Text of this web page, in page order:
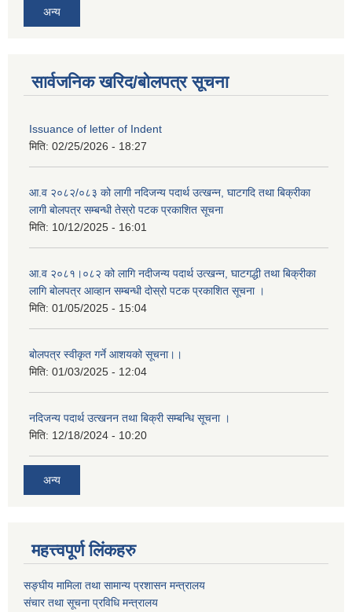
अन्य
सार्वजनिक खरिद/बोलपत्र सूचना
Issuance of letter of Indent
मिति: 02/25/2026 - 18:27
आ.व २०८२/०८३ को लागी नदिजन्य पदार्थ उत्खन्न, घाटगदि तथा बिक्रीका
लागी बोलपत्र सम्बन्धी तेस्रो पटक प्रकाशित सूचना
मिति: 10/12/2025 - 16:01
आ.व २०८१।०८२ को लागि नदीजन्य पदार्थ उत्खन्न, घाटगद्धी तथा बिक्रीका
लागि बोलपत्र आव्हान सम्बन्धी दोस्रो पटक प्रकाशित सूचना ।
मिति: 01/05/2025 - 15:04
बोलपत्र स्वीकृत गर्ने आशयको सूचना।।
मिति: 01/03/2025 - 12:04
नदिजन्य पदार्थ उत्खनन तथा बिक्री सम्बन्धि सूचना ।
मिति: 12/18/2024 - 10:20
अन्य
महत्त्वपूर्ण लिंकहरु
सङ्घीय मामिला तथा सामान्य प्रशासन मन्त्रालय
संचार तथा सूचना प्रविधि मन्त्रालय